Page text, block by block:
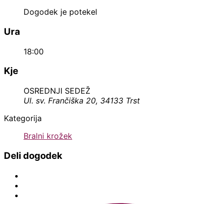
Dogodek je potekel
Ura
18:00
Kje
OSREDNJI SEDEŽ
Ul. sv. Frančiška 20, 34133 Trst
Kategorija
Bralni krožek
Deli dogodek